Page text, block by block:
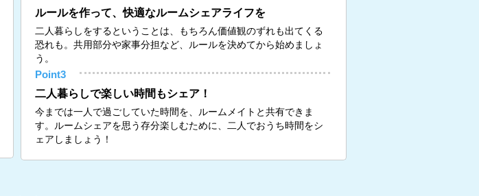
ルールを作って、快適なルームシェアライフを
二人暮らしをするということは、もちろん価値観のずれも出てくる
恐れも。共用部分や家事分担など、ルールを決めてから始めましょ
う。
Point3
二人暮らしで楽しい時間もシェア！
今までは一人で過ごしていた時間を、ルームメイトと共有できま
す。ルームシェアを思う存分楽しむために、二人でおうち時間をシ
ェアしましょう！